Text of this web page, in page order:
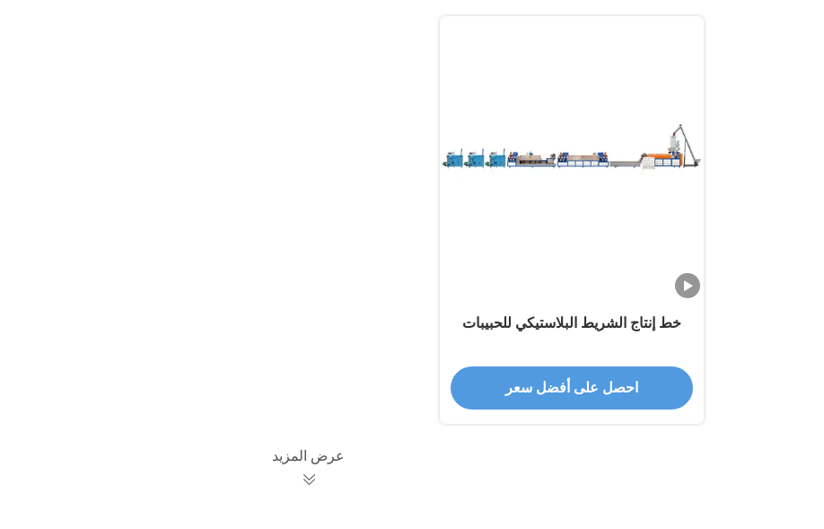
خط إنتاج الشريط البلاستيكي للحبيبات
احصل على أفضل سعر
عرض المزيد